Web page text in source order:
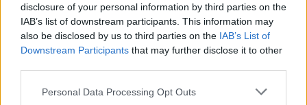
disclosure of your personal information by third parties on the
IAB’s list of downstream participants. This information may
also be disclosed by us to third parties on the IAB’s List of
Downstream Participants that may further disclose it to other
Please note that this website/app uses one or more Google
Personal Data Processing Opt Outs
Meccs Center
Paris Saint-Germain
Manchester United